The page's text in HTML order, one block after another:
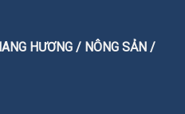
HƯƠNG / NÔNG SẢN /